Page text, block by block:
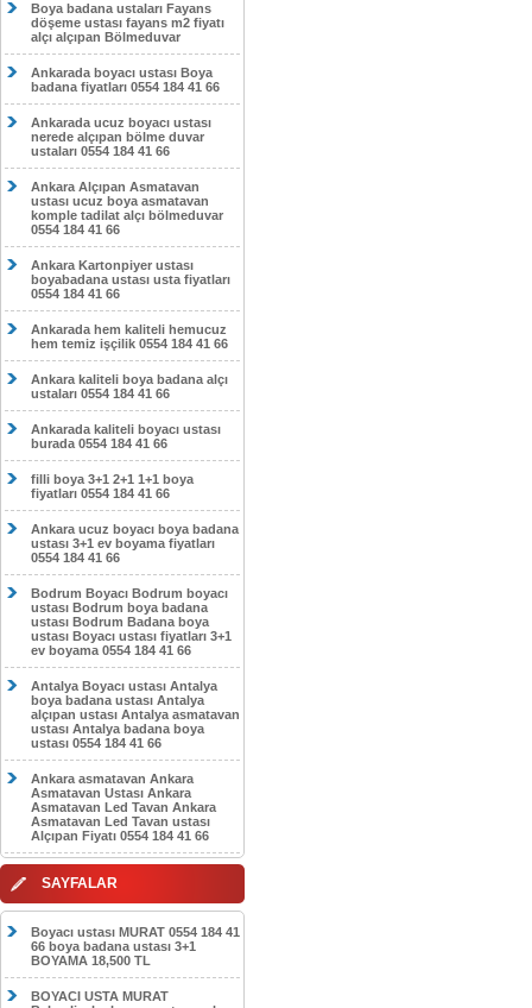
Boya badana ustaları Fayans
döşeme ustası fayans m2 fiyatı
alçı alçıpan Bölmeduvar
Ankarada boyacı ustası Boya
badana fiyatları 0554 184 41 66
Ankarada ucuz boyacı ustası
nerede alçıpan bölme duvar
ustaları 0554 184 41 66
Ankara Alçıpan Asmatavan
ustası ucuz boya asmatavan
komple tadilat alçı bölmeduvar
0554 184 41 66
Ankara Kartonpiyer ustası
boyabadana ustası usta fiyatları
0554 184 41 66
Ankarada hem kaliteli hemucuz
hem temiz işçilik 0554 184 41 66
Ankara kaliteli boya badana alçı
ustaları 0554 184 41 66
Ankarada kaliteli boyacı ustası
burada 0554 184 41 66
filli boya 3+1 2+1 1+1 boya
fiyatları 0554 184 41 66
Ankara ucuz boyacı boya badana
ustası 3+1 ev boyama fiyatları
0554 184 41 66
Bodrum Boyacı Bodrum boyacı
ustası Bodrum boya badana
ustası Bodrum Badana boya
ustası Boyacı ustası fiyatları 3+1
ev boyama 0554 184 41 66
Antalya Boyacı ustası Antalya
boya badana ustası Antalya
alçıpan ustası Antalya asmatavan
ustası Antalya badana boya
ustası 0554 184 41 66
Ankara asmatavan Ankara
Asmatavan Ustası Ankara
Asmatavan Led Tavan Ankara
Asmatavan Led Tavan ustası
Alçıpan Fiyatı 0554 184 41 66
SAYFALAR
Boyacı ustası MURAT 0554 184 41
66 boya badana ustası 3+1
BOYAMA 18,500 TL
BOYACI USTA MURAT